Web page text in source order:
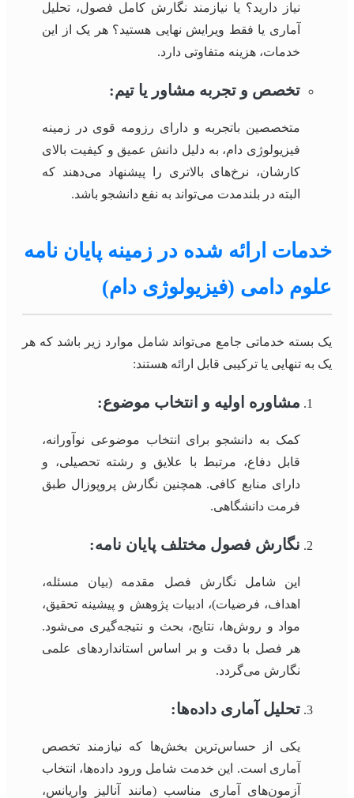
نیاز دارید؟ یا نیازمند نگارش کامل فصول، تحلیل
آماری یا فقط ویرایش نهایی هستید؟ هر یک از این
خدمات، هزینه متفاوتی دارد.
تخصص و تجربه مشاور یا تیم:
متخصصین باتجربه و دارای رزومه قوی در زمینه
فیزیولوژی دام، به دلیل دانش عمیق و کیفیت بالای
کارشان، نرخ‌های بالاتری را پیشنهاد می‌دهند که
البته در بلندمدت می‌تواند به نفع دانشجو باشد.
خدمات ارائه شده در زمینه پایان نامه
علوم دامی (فیزیولوژی دام)
یک بسته خدماتی جامع می‌تواند شامل موارد زیر باشد که هر
یک به تنهایی یا ترکیبی قابل ارائه هستند:
مشاوره اولیه و انتخاب موضوع:
کمک به دانشجو برای انتخاب موضوعی نوآورانه،
قابل دفاع، مرتبط با علایق و رشته تحصیلی، و
دارای منابع کافی. همچنین نگارش پروپوزال طبق
فرمت دانشگاهی.
نگارش فصول مختلف پایان نامه:
این شامل نگارش فصل مقدمه (بیان مسئله،
اهداف، فرضیات)، ادبیات پژوهش و پیشینه تحقیق،
مواد و روش‌ها، نتایج، بحث و نتیجه‌گیری می‌شود.
هر فصل با دقت و بر اساس استانداردهای علمی
نگارش می‌گردد.
تحلیل آماری داده‌ها:
یکی از حساس‌ترین بخش‌ها که نیازمند تخصص
آماری است. این خدمت شامل ورود داده‌ها، انتخاب
آزمون‌های آماری مناسب (مانند آنالیز واریانس،